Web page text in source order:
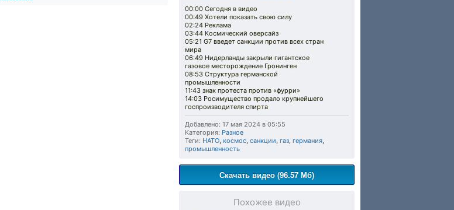
00:00 Сегодня в видео
00:49 Хотели показать свою силу
02:24 Реклама
03:44 Космический оверсайз
05:21 G7 введет санкции против всех стран
мира
06:49 Нидерланды закрыли гигантское
газовое месторождение Гронинген
08:53 Структура германской
промышленности
11:43 знак протеста против «фурри»
14:03 Росимущество продало крупнейшего
госпроизводителя спирта
Добавлено: 17 мая 2024 в 05:55
Категория: Разное
Теги: НАТО, космос, санкции, газ, германия,
промышленность
Скачать видео (96.57 Мб)
Похожее видео